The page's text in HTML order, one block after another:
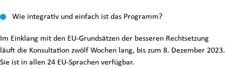
Wie integrativ und einfach ist das Programm?
Im Einklang mit den EU-Grundsätzen der besseren Rechtsetzung
läuft die Konsultation zwölf Wochen lang, bis zum 8. Dezember 2023.
Sie ist in allen 24 EU-Sprachen verfügbar.